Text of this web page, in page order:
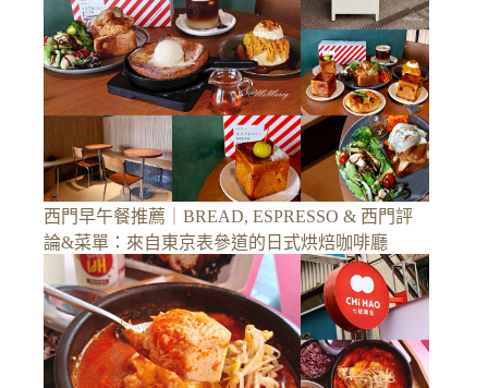
西門早午餐推薦｜BREAD, ESPRESSO & 西門評
論&菜單：來自東京表參道的日式烘焙咖啡廳